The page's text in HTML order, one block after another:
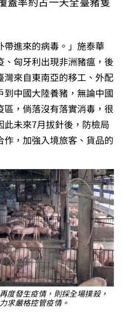
進來的病毒。」施泰華
匈牙利出現非洲豬瘟，後
來自東南亞的移工、外配
中國大陸養豬，無論中國
，倘落沒有落實消毒，很
未來7月拔針後，防檢局
，加強入境旅客、貨品的
度發生疫情，則採全場撲殺，
求嚴格控管疫情。